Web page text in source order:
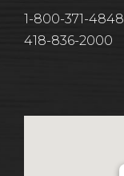
1-800-371-4848
418-836-2000